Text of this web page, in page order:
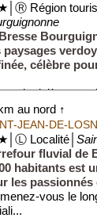
Région
paysages
célèbre
et de rivières se
au nord ↑
JEAN-DE-
Localité│
fluvial de
habitants est
les passionnés
vous le